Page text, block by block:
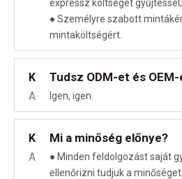
expressz költséget gyűjtéssel;
● Személyre szabott
mintaköltségért.
K Tudsz ODM-et és
A Igen, igen.
K Mi a minőség előnye?
A
● Minden feldolgozást saját
ellenőrizni tudjuk a minőséget;